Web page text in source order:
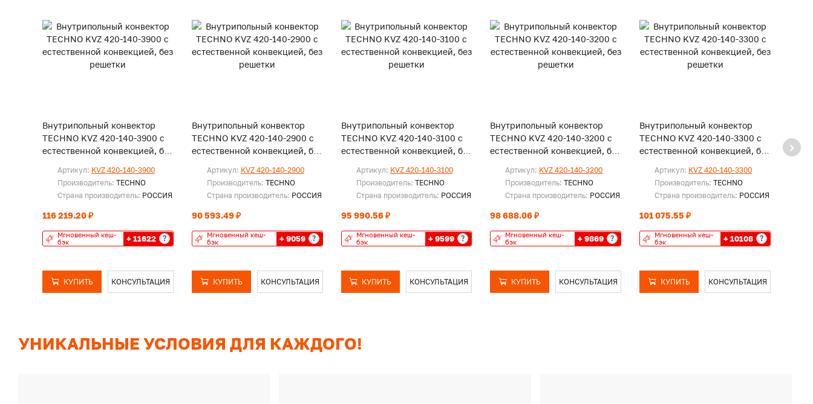
Внутрипольный конвектор
TECHNO KVZ 420-140-3900 с
естественной конвекцией, без
Артикул: KVZ 420-140-3900
Производитель: TECHNO
Страна производитель: РОССИЯ
116 219.20 ₽
Мгновенный кеш-
бэк
+ 11622 ?
КУПИТЬ КОНСУЛЬТАЦИЯ
Внутрипольный конвектор
TECHNO KVZ 420-140-2900 с
естественной конвекцией, без
Артикул: KVZ 420-140-2900
Производитель: TECHNO
Страна производитель: РОССИЯ
90 593.49 ₽
Мгновенный кеш-
бэк
+ 9059 ?
КУПИТЬ КОНСУЛЬТАЦИЯ
Внутрипольный конвектор
TECHNO KVZ 420-140-3100 с
естественной конвекцией, без
Артикул: KVZ 420-140-3100
Производитель: TECHNO
Страна производитель: РОССИЯ
95 990.56 ₽
Мгновенный кеш-
бэк
+ 9599 ?
КУПИТЬ КОНСУЛЬТАЦИЯ
Внутрипольный конвектор
TECHNO KVZ 420-140-3200 с
естественной конвекцией, без
Артикул: KVZ 420-140-3200
Производитель:TECHNO
Страна производитель: РОССИЯ
98 688.06 ₽
Мгновенный кеш-
бэк
+ 9869 ?
КУПИТЬ КОНСУЛЬТАЦИЯ
Внутрипольный конвектор
TECHNO KVZ 420-140-3300 с
естественной конвекцией, без
Артикул: KVZ 420-140-3300
Производитель:TECHNO
Страна производитель: РОССИЯ
101 075.55 ₽
Мгновенный кеш-
бэк
+ 10108 ?
КУПИТЬ КОНСУЛЬТАЦИЯ
УНИКАЛЬНЫЕ УСЛОВИЯ ДЛЯ КАЖДОГО!